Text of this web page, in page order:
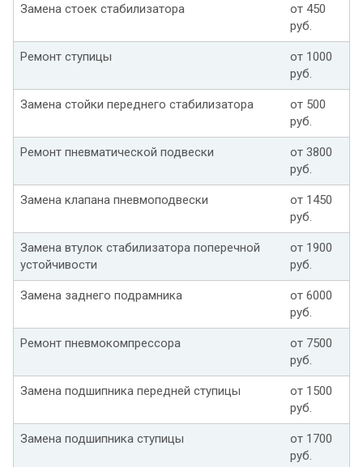
Замена стоек стабилизатора
от 450
руб.
Ремонт ступицы
от 1000
руб.
Замена стойки переднего стабилизатора
от 500
руб.
Ремонт пневматической подвески
от 3800
руб.
Замена клапана пневмоподвески
от 1450
руб.
Замена втулок стабилизатора поперечной
устойчивости
от 1900
руб.
Замена заднего подрамника
от 6000
руб.
Ремонт пневмокомпрессора
от 7500
руб.
Замена подшипника передней ступицы
от 1500
руб.
Замена подшипника ступицы
от 1700
руб.